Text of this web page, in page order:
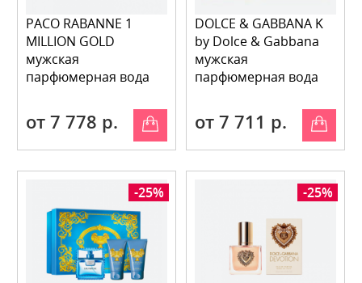
PACO RABANNE 1
MILLION GOLD
мужская
парфюмерная вода
от 7 778 р.
DOLCE & GABBANA K
by Dolce & Gabbana
мужская
парфюмерная вода
от 7 711 р.
-25% -25%